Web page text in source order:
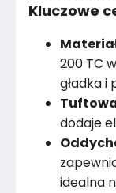
Kluczowe
200 TC
gładka i
dodaje
idealna